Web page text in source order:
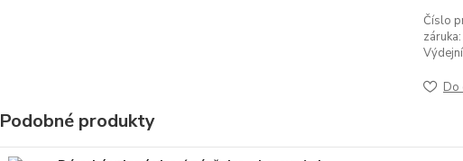
Číslo
záruka:
Do
Podobné produkty